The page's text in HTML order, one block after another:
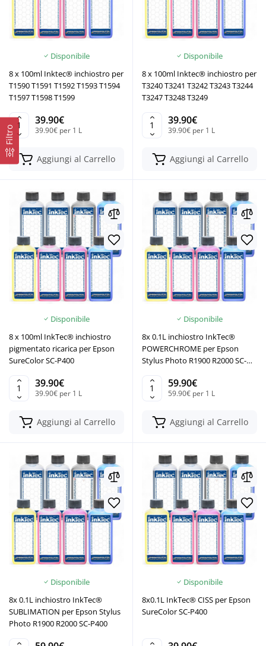
Filtro
Disponibile
8 x 100ml Inktec® inchiostro per
T1590 T1591 T1592 T1593 T1594
T1597 T1598 T1599
39.90€
39.90€ per 1 L
Aggiungi al Carrello
Disponibile
8 x 100ml Inktec® inchiostro per
T3240 T3241 T3242 T3243 T3244
T3247 T3248 T3249
39.90€
39.90€ per 1 L
Aggiungi al Carrello
Disponibile
8 x 100ml InkTec® inchiostro
pigmentato ricarica per Epson
SureColor SC-P400
39.90€
39.90€ per 1 L
Aggiungi al Carrello
Disponibile
8x 0.1L inchiostro InkTec®
POWERCHROME per Epson
Stylus Photo R1900 R2000 SC-
59.90€
59.90€ per 1 L
Aggiungi al Carrello
Disponibile
8x 0.1L inchiostro InkTec®
SUBLIMATION per Epson Stylus
Photo R1900 R2000 SC-P400
Disponibile
8x0.1L InkTec® CISS per Epson
SureColor SC-P400